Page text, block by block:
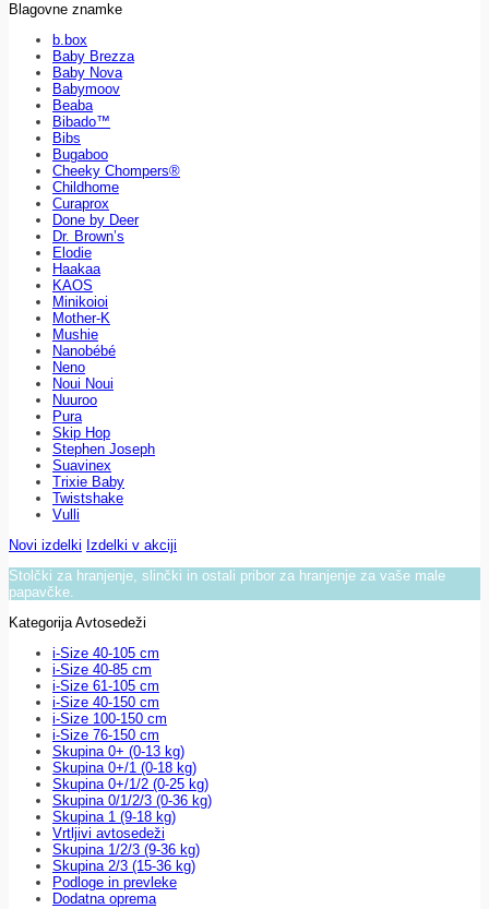
Blagovne znamke
b.box
Baby Brezza
Baby Nova
Babymoov
Beaba
Bibado™
Bibs
Bugaboo
Cheeky Chompers®
Childhome
Curaprox
Done by Deer
Dr. Brown’s
Elodie
Haakaa
KAOS
Minikoioi
Mother-K
Mushie
Nanobébé
Neno
Noui Noui
Nuuroo
Pura
Skip Hop
Stephen Joseph
Suavinex
Trixie Baby
Twistshake
Vulli
Novi izdelki Izdelki v akciji
Stolčki za hranjenje, slinčki in ostali pribor za hranjenje za vaše male
papavčke.
Kategorija Avtosedeži
i-Size 40-105 cm
i-Size 40-85 cm
i-Size 61-105 cm
i-Size 40-150 cm
i-Size 100-150 cm
i-Size 76-150 cm
Skupina 0+ (0-13 kg)
Skupina 0+/1 (0-18 kg)
Skupina 0+/1/2 (0-25 kg)
Skupina 0/1/2/3 (0-36 kg)
Skupina 1 (9-18 kg)
Vrtljivi avtosedeži
Skupina 1/2/3 (9-36 kg)
Skupina 2/3 (15-36 kg)
Podloge in prevleke
Dodatna oprema